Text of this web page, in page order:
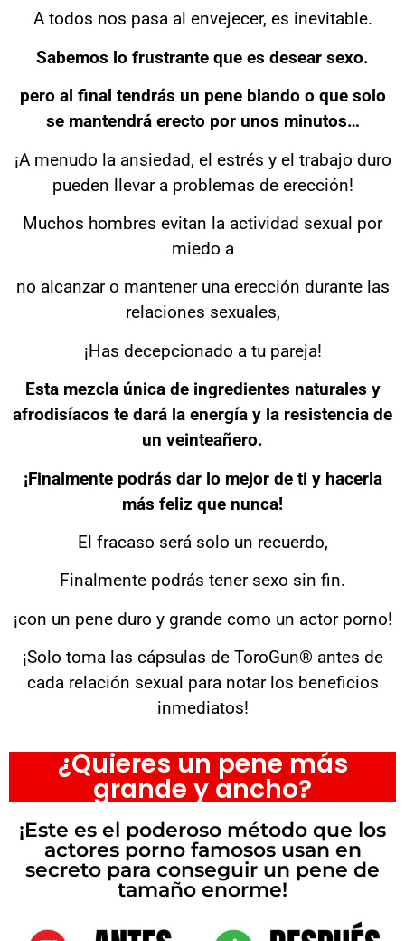
A todos nos pasa al envejecer, es inevitable.
Sabemos lo frustrante que es desear sexo.
pero al final tendrás un pene blando o que solo
se mantendrá erecto por unos minutos…
¡A menudo la ansiedad, el estrés y el trabajo duro
pueden llevar a problemas de erección!
Muchos hombres evitan la actividad sexual por
miedo a
no alcanzar o mantener una erección durante las
relaciones sexuales,
¡Has decepcionado a tu pareja!
Esta mezcla única de ingredientes naturales y
afrodisíacos te dará la energía y la resistencia de
un veinteañero.
¡Finalmente podrás dar lo mejor de ti y hacerla
más feliz que nunca!
El fracaso será solo un recuerdo,
Finalmente podrás tener sexo sin fin.
¡con un pene duro y grande como un actor porno!
¡Solo toma las cápsulas de ToroGun® antes de
cada relación sexual para notar los beneficios
inmediatos!
¿Quieres un pene más
grande y ancho?
¡Este es el poderoso método que los
actores porno famosos usan en
secreto para conseguir un pene de
tamaño enorme!